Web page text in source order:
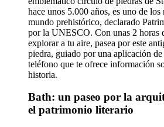
hace unos 5.000 años, es uno de
mundo prehistórico, declarado
por la UNESCO. Con unas 2 horas
explorar a tu aire, pasea por este
piedra, guiado por una aplicación
teléfono que te ofrece información
historia.
Bath: un paseo por la
el patrimonio literario